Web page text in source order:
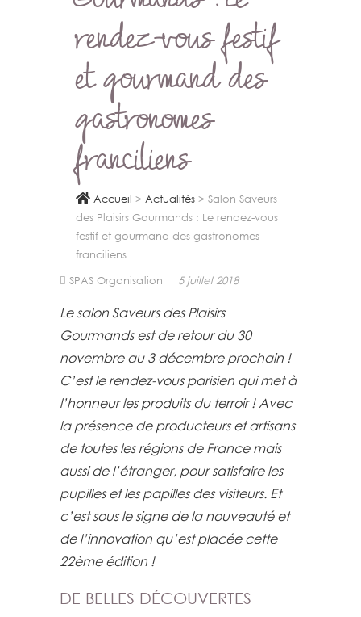
rendez-vous festif
et gourmand des
gastronomes
franciliens
Accueil > Actualités > Salon Saveurs
des Plaisirs Gourmands : Le rendez-vous
festif et gourmand des gastronomes
franciliens
SPAS Organisation
5 juillet 2018
Le salon Saveurs des Plaisirs
Gourmands est de retour du 30
novembre au 3 décembre prochain !
C’est le rendez-vous parisien qui met à
l’honneur les produits du terroir ! Avec
la présence de producteurs et artisans
de toutes les régions de France mais
aussi de l’étranger, pour satisfaire les
pupilles et les papilles des visiteurs. Et
c’est sous le signe de la nouveauté et
de l’innovation qu’est placée cette
22ème édition !
DE BELLES DÉCOUVERTES